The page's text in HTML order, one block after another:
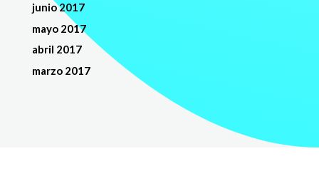
junio 2017
mayo 2017
abril 2017
marzo 2017